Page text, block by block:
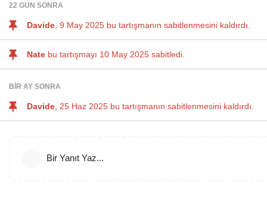
22 GÜN SONRA
Davide 9 May 2025 bu tartışmanın sabitlenmesini kaldırdı.
Nate bu tartışmayı 10 May 2025 sabitledi.
BIR AY SONRA
Davide 25 Haz 2025 bu tartışmanın sabitlenmesini kaldırdı.
Bir Yanıt Yaz...